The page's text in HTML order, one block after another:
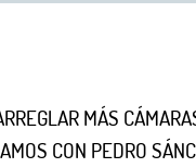
MÁS
CON PEDRO